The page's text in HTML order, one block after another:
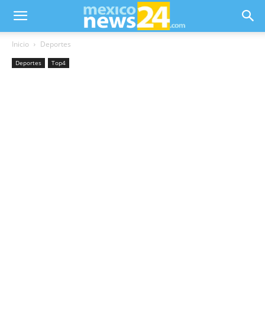
Inicio Deportes
Deportes Top4